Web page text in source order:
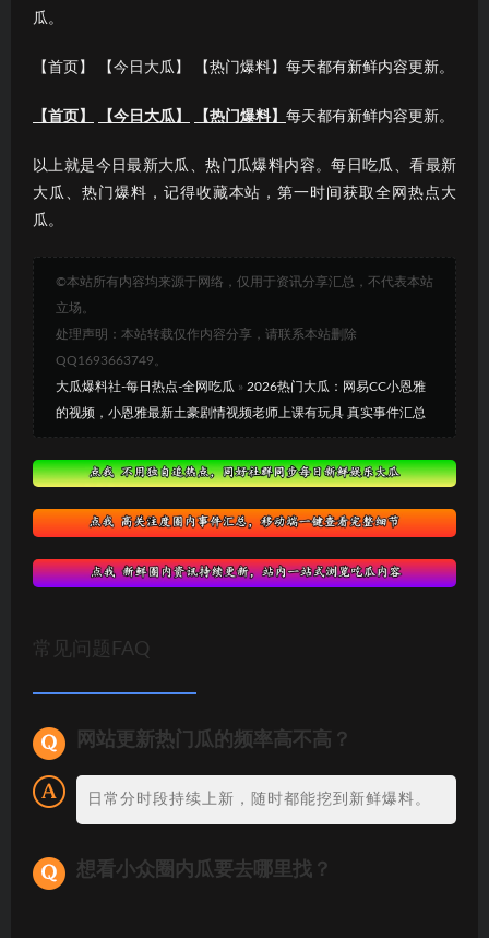
瓜。
【首页】 【今日大瓜】 【热门爆料】每天都有新鲜内容更新。
【首页】 【今日大瓜】 【热门爆料】 每天都有新鲜内容更新。
以上就是今日最新大瓜、热门瓜爆料内容。每日吃瓜、看最新
大瓜、热门爆料，记得收藏本站，第一时间获取全网热点大
瓜。
©本站所有内容均来源于网络，仅用于资讯分享汇总，不代表本站
立场。
处理声明：本站转载仅作内容分享，请联系本站删除
QQ1693663749。
大瓜爆料社-每日热点-全网吃瓜 » 2026热门大瓜：网易CC小恩雅
的视频，小恩雅最新土豪剧情视频老师上课有玩具 真实事件汇总
常见问题FAQ
网站更新热门瓜的频率高不高？
日常分时段持续上新，随时都能挖到新鲜爆料。
想看小众圈内瓜要去哪里找？